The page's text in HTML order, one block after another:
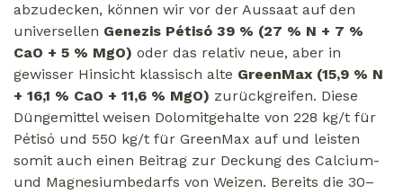
abzudecken, können wir vor der Aussaat auf den
universellen Genezis Pétisó 39 % (27 % N + 7 %
CaO + 5 % MgO) oder das relativ neue, aber in
gewisser Hinsicht klassisch alte GreenMax (15,9 % N
+ 16,1 % CaO + 11,6 % MgO) zurückgreifen. Diese
Düngemittel weisen Dolomitgehalte von 228 kg/t für
Pétisó und 550 kg/t für GreenMax auf und leisten
somit auch einen Beitrag zur Deckung des Calcium-
und Magnesiumbedarfs von Weizen. Bereits die 30–